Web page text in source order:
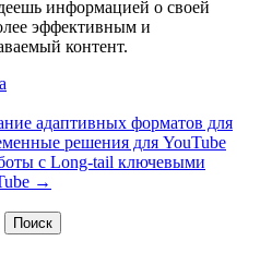
информацией о своей
эффективным и
контент.
адаптивных форматов для
решения для YouTube
с Long-tail ключевыми
→
Поиск